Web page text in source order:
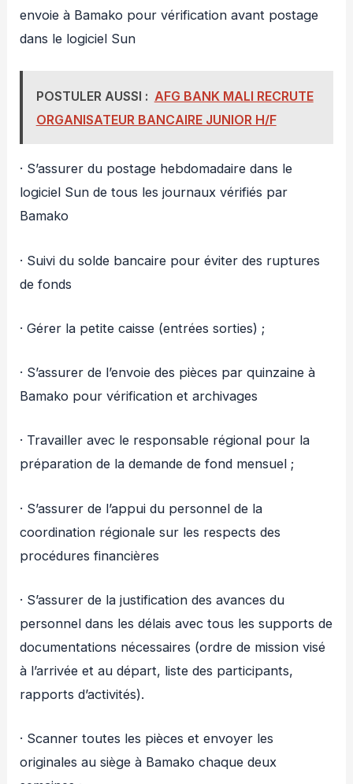
envoie à Bamako pour vérification avant postage
dans le logiciel Sun
POSTULER AUSSI : AFG BANK MALI RECRUTE
ORGANISATEUR BANCAIRE JUNIOR H/F
· S’assurer du postage hebdomadaire dans le
logiciel Sun de tous les journaux vérifiés par
Bamako
· Suivi du solde bancaire pour éviter des ruptures
de fonds
· Gérer la petite caisse (entrées sorties) ;
· S’assurer de l’envoie des pièces par quinzaine à
Bamako pour vérification et archivages
· Travailler avec le responsable régional pour la
préparation de la demande de fond mensuel ;
· S’assurer de l’appui du personnel de la
coordination régionale sur les respects des
procédures financières
· S’assurer de la justification des avances du
personnel dans les délais avec tous les supports de
documentations nécessaires (ordre de mission visé
à l’arrivée et au départ, liste des participants,
rapports d’activités).
· Scanner toutes les pièces et envoyer les
originales au siège à Bamako chaque deux